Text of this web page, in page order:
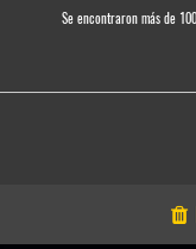
Se encontraron más de